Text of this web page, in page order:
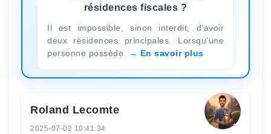
résidences fiscales ?
Il est impossible, sinon interdit, d'avoir
deux résidences principales. Lorsqu'une
personne possède
En savoir plus
Roland Lecomte
2025-07-02 10:41:34